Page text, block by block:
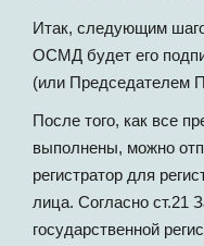
Итак, следующим
ОСМД будет его
(или Председателем
После того, как все
выполнены, можно
регистратор для
лица. Согласно ст.21
государственной